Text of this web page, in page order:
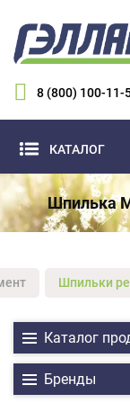
8 (800) 100-11-
КАТАЛОГ
Шпилька
Шпильки
Каталог
Бренды